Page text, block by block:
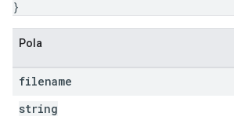
}
Pola
filename
string